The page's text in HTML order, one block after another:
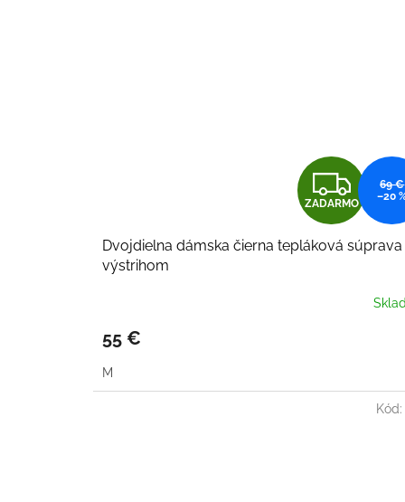
Z
A
D
A
ZADARMO
69 €
–20
Dvojdielna dámska čierna tepláková súprava
výstrihom
55 €
M